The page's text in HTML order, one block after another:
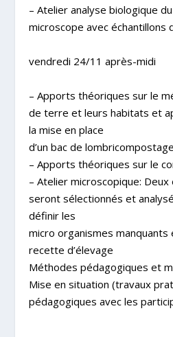
– Atelier analyse biologique
microscope avec échantillons
vendredi 24/11 après-midi
– Apports théoriques sur le
de terre et leurs habitats et
la mise en place
d’un bac de lombricompostage
– Apports théoriques sur le
– Atelier microscopique: Deux
seront sélectionnés et
définir les
micro organismes manquants
recette d’élevage
Méthodes pédagogiques et
Mise en situation (travaux
pédagogiques avec les